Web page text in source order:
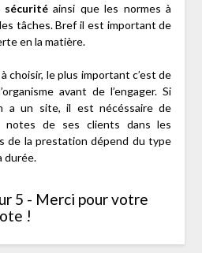
sécuritéainsi que les normes à
tâches. Bref il est important de
en la matière.
choisir, le plus important c’est de
avant de l’engager. Si
a un site, il est nécéssaire de
de ses clients dans les
de la prestation dépend du type
durée.
5 - Merci pour votre
!